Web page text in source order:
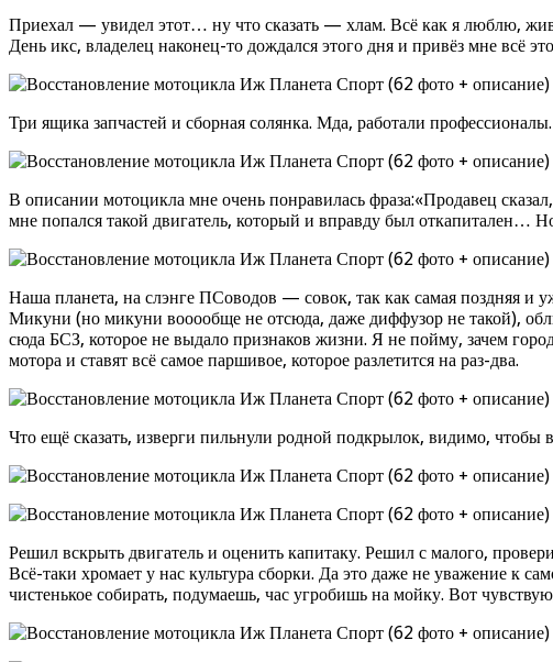
Приехал — увидел этот… ну что сказать — хлам. Всё как я люблю,
День икс, владелец наконец-то дождался этого дня и привёз мне всё
Три ящика запчастей и сборная солянка. Мда, работали профессионалы.
В описании мотоцикла мне очень понравилась фраза:«Продавец
мне попался такой двигатель, который и вправду был откапитален…
Наша планета, на слэнге ПСоводов — совок, так как самая поздняя и
Микуни (но микуни вооообще не отсюда, даже диффузор не такой),
сюда БСЗ, которое не выдало признаков жизни. Я не пойму, зачем
мотора и ставят всё самое паршивое, которое разлетится на раз-два.
Что ещё сказать, изверги пильнули родной подкрылок, видимо, чтобы
Решил вскрыть двигатель и оценить капитаку. Решил с малого,
Всё-таки хромает у нас культура сборки. Да это даже не уважение к
чистенькое собирать, подумаешь, час угробишь на мойку. Вот